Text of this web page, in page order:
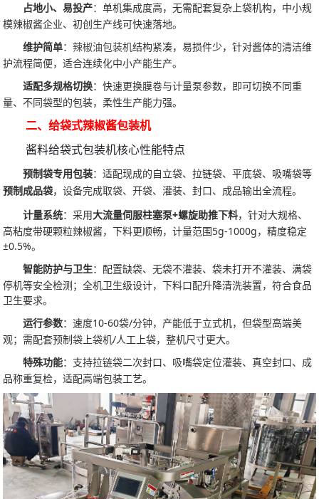
占地小、易投产：单机集成度高，无需配套复杂上袋机构，中小规
模辣椒酱企业、初创生产线可快速落地。
维护简单：辣椒油包装机结构紧凑，易损件少，针对酱体的清洁维
护流程简便，适合连续化中小产能生产。
适配多规格切换：快速更换膜卷与计量泵参数，即可切换不同重
量、不同袋型的包装，柔性生产能力强。
二、给袋式辣椒酱包装机
酱料给袋式包装机核心性能特点
预制袋专用包装：适配现成的自立袋、拉链袋、平底袋、吸嘴袋等
预制成品袋，设备完成取袋、开袋、灌装、封口、成品输出全流程。
计量系统：采用大流量伺服柱塞泵+螺旋助推下料，针对大规格、
高粘度带硬颗粒辣椒酱，下料更顺畅，计量范围5g-1000g，精度稳定
±0.5%。
智能防护与卫生：配置缺袋、无袋不灌装、袋未打开不灌装、满袋
停机等安全检测；全机卫生级设计，下料口配升降清洗装置，符合食品
卫生要求。
运行参数：速度10-60袋/分钟，产能低于立式机，但袋型高端美
观；需配套预制袋上袋机/人工上袋，整机尺寸更大。
特殊功能：支持拉链袋二次封口、吸嘴袋定位灌装、真空封口、成
品称重复检，适配高端包装工艺。